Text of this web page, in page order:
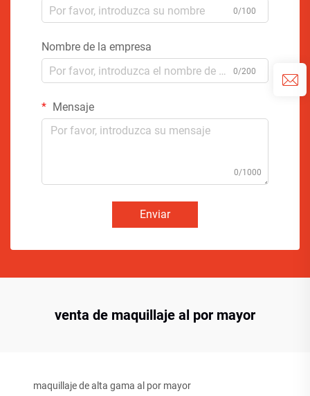
0/100
Nombre de la empresa
0/200
Mensaje
0/1000
Enviar
venta de maquillaje al por mayor
maquillaje de alta gama al por mayor